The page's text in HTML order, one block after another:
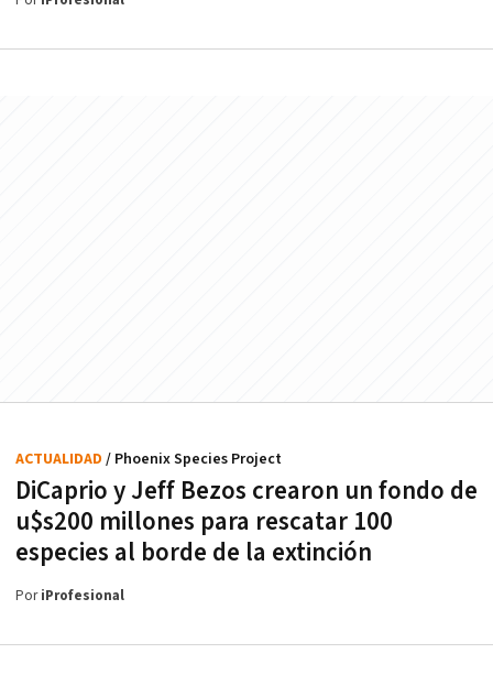
DiCaprio y Jeff Bezos crearon un fondo de
u$s200 millones para rescatar 100
especies al borde de la extinción
ACTUALIDAD / Phoenix Species Project
PoriProfesional